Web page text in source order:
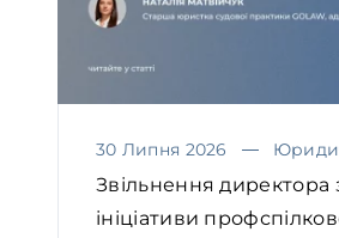
30 Липня 2026
Звільнення директора
ініціативи